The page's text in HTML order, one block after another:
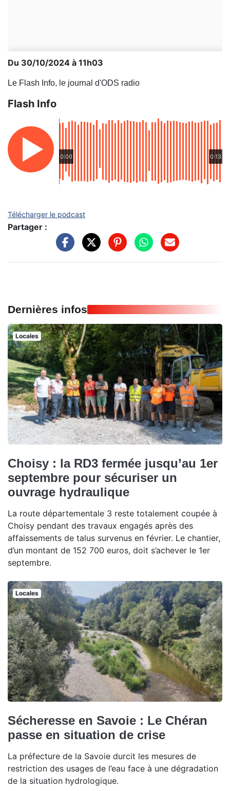
Du 30/10/2024 à 11h03
Le Flash Info, le journal d'ODS radio
Flash Info
0:00 0:13
Télécharger le podcast
Partager :
Dernières infos
Locales
Choisy : la RD3 fermée jusqu’au 1er
septembre pour sécuriser un
ouvrage hydraulique
La route départementale 3 reste totalement coupée à
Choisy pendant des travaux engagés après des
affaissements de talus survenus en février. Le chantier,
d’un montant de 152 700 euros, doit s’achever le 1er
septembre.
Locales
Sécheresse en Savoie : Le Chéran
passe en situation de crise
La préfecture de la Savoie durcit les mesures de
restriction des usages de l’eau face à une dégradation
de la situation hydrologique.